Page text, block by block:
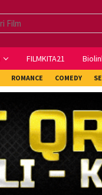
FILMKITA21
ROMANCE COMEDY